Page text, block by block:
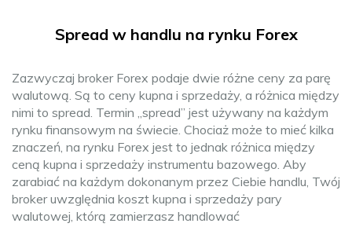
Spread w handlu na rynku Forex
Zazwyczaj broker Forex podaje dwie różne ceny za parę
walutową. Są to ceny kupna i sprzedaży, a różnica między
nimi to spread. Termin „spread” jest używany na każdym
rynku finansowym na świecie. Chociaż może to mieć kilka
znaczeń, na rynku Forex jest to jednak różnica między
ceną kupna i sprzedaży instrumentu bazowego. Aby
zarabiać na każdym dokonanym przez Ciebie handlu, Twój
broker uwzględnia koszt kupna i sprzedaży pary
walutowej, którą zamierzasz handlować